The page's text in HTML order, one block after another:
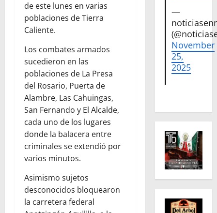
de este lunes en varias
poblaciones de Tierra
Caliente.
Los combates armados
sucedieron en las
poblaciones de La Presa
del Rosario, Puerta de
Alambre, Las Cahuingas,
San Fernando y El Alcalde,
cada uno de los lugares
donde la balacera entre
criminales se extendió por
varios minutos.
Asimismo sujetos
desconocidos bloquearon
la carretera federal
—
November
25,
2025